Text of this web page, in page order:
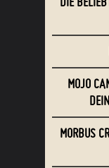
MOJO
MORBUS